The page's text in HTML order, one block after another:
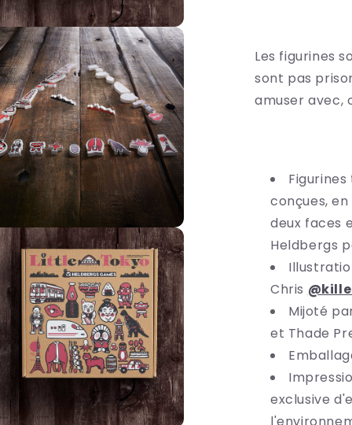
Les figurines
sont pas
amuser avec,
conçues,
deux faces
Heldbergs
Chris
Mijoté
et Thade
exclusive